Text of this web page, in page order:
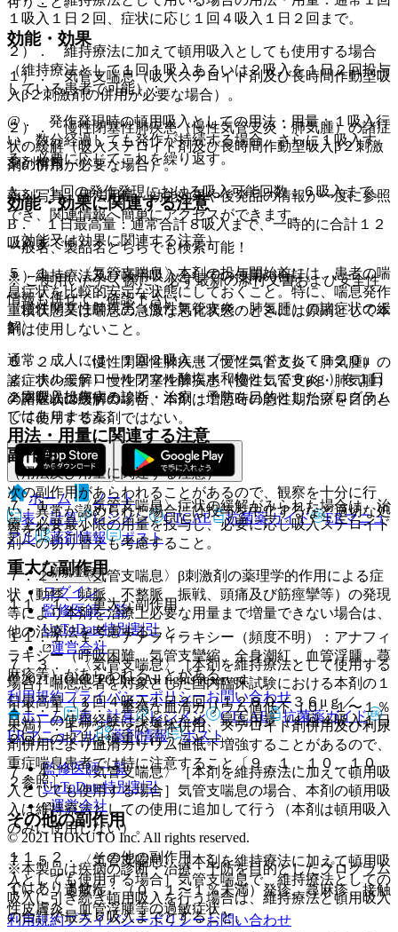
効能・効果
１）． 気管支喘息（吸入ステロイド剤及び長時間作動型吸
入β２刺激剤の併用が必要な場合）。
２）． 慢性閉塞性肺疾患（慢性気管支炎・肺気腫）の諸症
状の緩解（吸入ステロイド剤及び長時間作動型吸入β２刺激
剤の併用が必要な場合）。
効能・効果に関連する注意
（効能又は効果に関連する注意）
５．１． 〈気管支喘息〉本剤の投与開始前には、患者の喘
息症状を比較的安定な状態にしておくこと。特に、喘息発作
重積状態又は喘息の急激な悪化状態のときには原則として本
剤は使用しないこと。
５．２． 〈慢性閉塞性肺疾患（慢性気管支炎・肺気腫）の
諸症状の緩解〉慢性閉塞性肺疾患（慢性気管支炎・肺気腫）
の諸症状の緩解の場合、本剤は増悪時の急性期治療を目的と
して使用する薬剤ではない。
副作用
次の副作用があらわれることがあるので、観察を十分に行
い、異常が認められた場合には投与を中止するなど適切な処
置を行うこと。
重大な副作用
１１．１． 重大な副作用
１１．１．１． アナフィラキシー（頻度不明）：アナフィ
ラキシー（呼吸困難、気管支攣縮、全身潮紅、血管浮腫、蕁
麻疹等）があらわれることがある。
１１．１．２． 重篤な血清カリウム値低下（０．１〜１％
未満）：キサンチン誘導体併用、ステロイド剤併用及び利尿
剤併用により血清カリウム値低下増強することがあるので、
重症喘息患者では特に注意すること〔９．１．１０、１０．
２参照〕。
その他の副作用
１１．２． その他の副作用
１）． 過敏症：（０．１〜１％未満）発疹、蕁麻疹、接触
性皮膚炎、血管浮腫等の過敏症状。
１吸入１日２回、症状に応じ１回４吸入１日２回まで。
２）． 維持療法に加えて頓用吸入としても使用する場合
（維持療法として１回１吸入あるいは２吸入を１日２回投与
している患者で可能）：
@． 発作発現時の頓用吸入としての用法・用量：１吸入行
い、数分経過しても発作が持続する場合、さらに１吸入す
る。必要に応じてこれを繰り返す。
A． １回の発作発現における吸入可能回数：６吸入まで。
B． １日最高量：通常合計８吸入まで、一時的に合計１２
吸入まで＊。
＊）維持療法及び頓用吸入としての使用の合計。
〈慢性閉塞性肺疾患（慢性気管支炎・肺気腫）の諸症状の緩
解〉
通常、成人には、１回２吸入（ブデソニドとして３２０μ
ｇ、ホルモテロールフマル酸塩水和物として９μｇ）を１日
２回吸入投与する。
用法・用量に関連する注意
（用法及び用量に関連する注意）
７．１． 〈気管支喘息〉症状の緩解がみられた場合は、治
療上必要最小限の用量を投与し、必要に応じ吸入ステロイド
剤への切り替えも考慮すること。
７．２． 〈気管支喘息〉β刺激剤の薬理学的作用による症
状（動悸、頻脈、不整脈、振戦、頭痛及び筋痙攣等）の発現
等により本剤を治療上必要な用量まで増量できない場合は、
他の治療法を考慮すること。
７．３． 〈気管支喘息〉［本剤を維持療法として使用する
場合］喘息患者を対象とした国内臨床試験における本剤の１
日最高量（１回４吸入１日２回（１２８０／３６μｇ／
日））の使用経験は少ないため、最高用量（１回４吸入１日
２回）の投与は慎重に行うこと。
７．４． 〈気管支喘息〉［本剤を維持療法に加えて頓用吸
入としても使用する場合］気管支喘息の場合、本剤の頓用吸
入は維持療法としての使用に追加して行う（本剤は頓用吸入
のみに使用しない）。
７．５． 〈気管支喘息〉［本剤を維持療法に加えて頓用吸
入としても使用する場合］気管支喘息で、維持療法としての
吸入に引き続き頓用吸入を行う場合は、維持療法と頓用吸入
の合計で最大６吸入までとすること。
薬剤情報
薬剤写真、用法用量、効能効果や後発品の情報が一度に参照
でき、関連情報へ簡単にアクセスができます。
一般名、製品名どちらでも検索可能！
※ ご使用いただく際に、必ず最新の添付文書および安全性
情報も併せてご確認下さい。
※本製品は疾病の診断・治療・予防を目的としたプログラム
ではありません。
ホーム
ノート
表・計算
レジメン CTCAE 抗菌薬ガイド
ERマニュ
アル
薬剤情報 ポスト
新規登録
ログイン
監修医師一覧
UpToDate特別割引
運営会社
© 2021 HOKUTO Inc. All rights reserved.
利用規約プライバシーポリシーお問い合わせ
ホーム
表・計算 レジメン CTCAE
抗菌薬ガイド
ERマニュアル
薬剤情報 ポスト
監修医師一覧
UpToDate特別割引
運営会社
© 2021 HOKUTO Inc. All rights reserved.
※本製品は疾病の診断・治療・予防を目的としたプログラム
ではありません。
利用規約プライバシーポリシーお問い合わせ